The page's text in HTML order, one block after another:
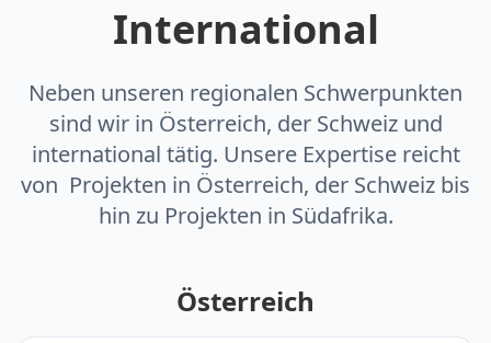
International
Neben unseren regionalen Schwerpunkten
sind wir in Österreich, der Schweiz und
international tätig. Unsere Expertise reicht
von Projekten in Österreich, der Schweiz bis
hin zu Projekten in Südafrika.
Österreich